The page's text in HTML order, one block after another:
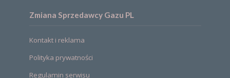
Zmiana Sprzedawcy Gazu PL
Kontakt i reklama
Polityka prywatności
Regulamin serwisu